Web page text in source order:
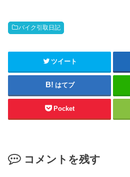
バイク引取日記
ツイート
はてブ
Pocket
コメントを残す